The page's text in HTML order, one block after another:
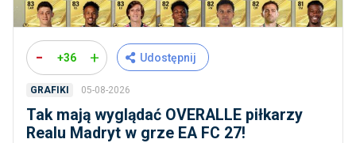
- +36 + Udostępnij
GRAFIKI 05-08-2026
Tak mają wyglądać OVERALLE piłkarzy
Realu Madryt w grze EA FC 27!